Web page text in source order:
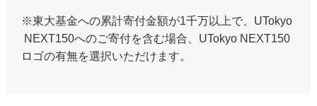
※東大基金への累計寄付金額が1千万以上で、UTokyo
NEXT150へのご寄付を含む場合、UTokyo NEXT150
ロゴの有無を選択いただけます。